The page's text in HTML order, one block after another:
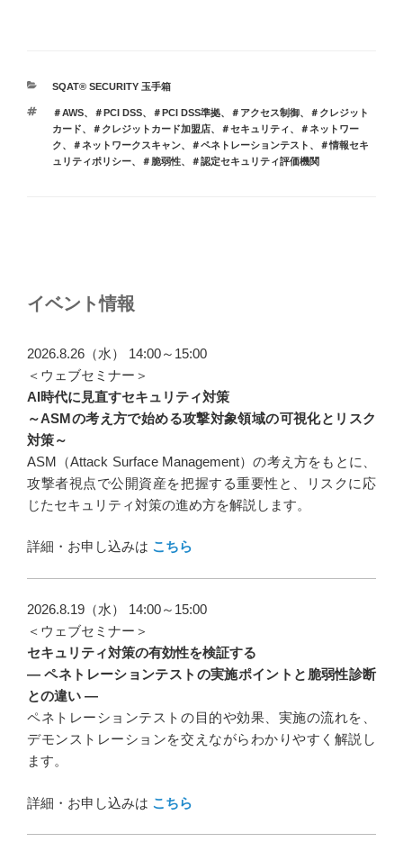
カ
ゴ
リ
ー
SQAT® SECURITY 玉手箱
タ
グ
＃AWS、 ＃PCI DSS、 ＃PCI DSS準拠、 ＃アクセス制御、
＃クレジット
カード、 ＃クレジットカード加盟店、 ＃セキュリティ、
＃ネットワー
ク、 ＃ネットワークスキャン、 ＃ペネトレーションテスト 、
＃情報セキ
ュリティポリシー、 ＃脆弱性、 ＃認定セキュリティ評価機関
ナ
ゲ
ー
シ
ョ
ン
イベント情報
2026.8.26（水） 14:00～15:00
＜ウェブセミナー＞
AI時代に見直すセキュリティ対策
～ASMの考え方で始める攻撃対象領域の可視化とリスク
対策～
ASM（Attack Surface Management）の考え方をもとに、
攻撃者視点で公開資産を把握する重要性と、リスクに応
じたセキュリティ対策の進め方を解説します。
詳細・お申し込みは こちら
2026.8.19（水） 14:00～15:00
＜ウェブセミナー＞
セキュリティ対策の有効性を検証する
― ペネトレーションテストの実施ポイントと脆弱性診断
との違い ―
ペネトレーションテストの目的や効果、実施の流れを、
デモンストレーションを交えながらわかりやすく解説し
ます。
詳細・お申し込みは こちら